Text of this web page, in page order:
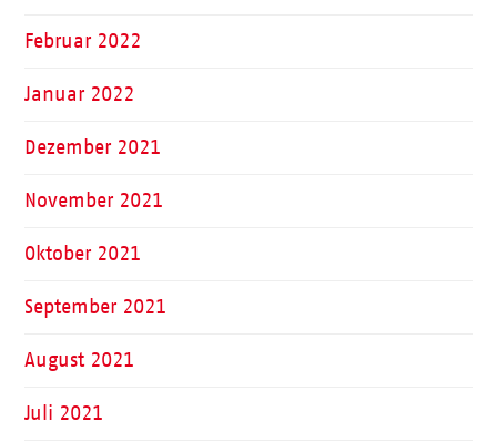
Februar 2022
Januar 2022
Dezember 2021
November 2021
Oktober 2021
September 2021
August 2021
Juli 2021